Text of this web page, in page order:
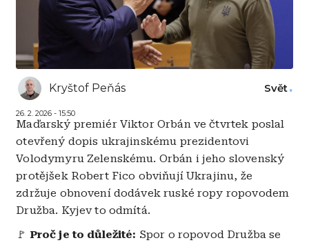
Kryštof Peňás
26. 2. 2026 - 15:50
Svět
Maďarský premiér Viktor Orbán ve čtvrtek poslal
otevřený dopis ukrajinskému prezidentovi
Volodymyru Zelenskému. Orbán i jeho slovenský
protějšek Robert Fico obviňují Ukrajinu, že
zdržuje obnovení dodávek ruské ropy ropovodem
Družba. Kyjev to odmítá.
🚩 Proč je to důležité: Spor o ropovod Družba se